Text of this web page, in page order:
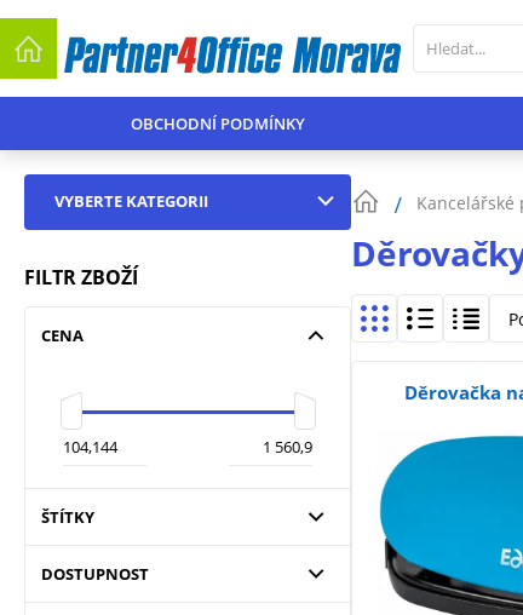
OBCHODNÍ PODMÍNKY
VYBERTE KATEGORII
FILTR ZBOŽÍ
CENA
ŠTÍTKY
DOSTUPNOST
Kancelářské
Děrovačka